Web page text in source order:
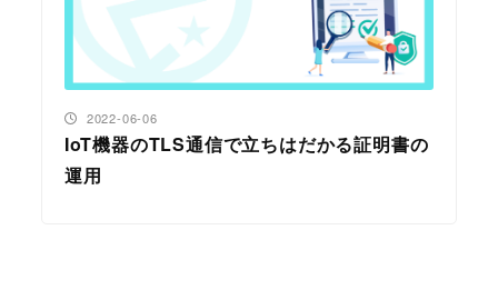
IoT機器のTLS通信で立ちはだかる証明書の
運用
投稿日
2022-06-06